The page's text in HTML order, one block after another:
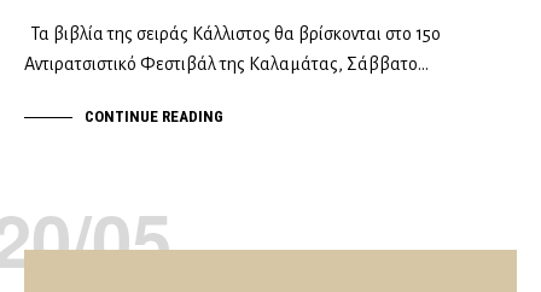
Τα βιβλία της σειράς Κάλλιστος θα βρίσκονται στο 15ο
Αντιρατσιστικό Φεστιβάλ της Καλαμάτας, Σάββατο…
CONTINUE READING
05